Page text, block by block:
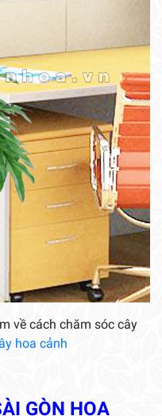
về cách chăm sóc cây
hoa cảnh
GÒN HOA